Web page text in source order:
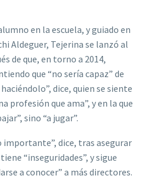
en la escuela, y guiado en
Aldeguer, Tejerina se lanzó al
de que, en torno a 2014,
que “no sería capaz” de
dice, quien se siente
profesión que ama”, y en la que
sino “a jugar”.
importante”, dice, tras asegurar
“inseguridades”, y sigue
a conocer” a más directores.